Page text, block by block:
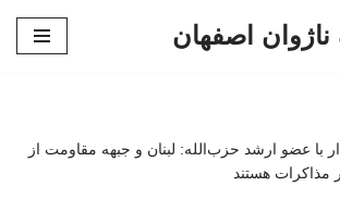
اصفهان
با عضو ارشد حزب‌الله: لبنان و جبهه مقاومت از
هستند